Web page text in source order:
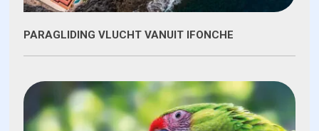
PARAGLIDING VLUCHT VANUIT IFONCHE